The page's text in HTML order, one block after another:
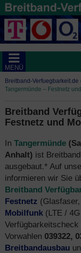
MENÜ
Breitband-Verfuegbarkeit.de
Tangermünde – Festnetz
Breitband
Festnetz und
In Tangermünde
Anhalt) ist
ausgebaut.* Auf
informieren wir Sie
Breitband
Festnetz
Mobilfunk (LTE /
Verfügbarkeitscheck
Vorwahlen 039322,
Breitbandausbau